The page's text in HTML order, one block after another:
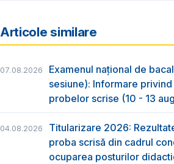
Articole similare
07.08.2026
Examenul național de
sesiune): Informare
probelor scrise (10 - 13
04.08.2026
Titularizare 2026:
proba scrisă din cadrul
ocuparea posturilor